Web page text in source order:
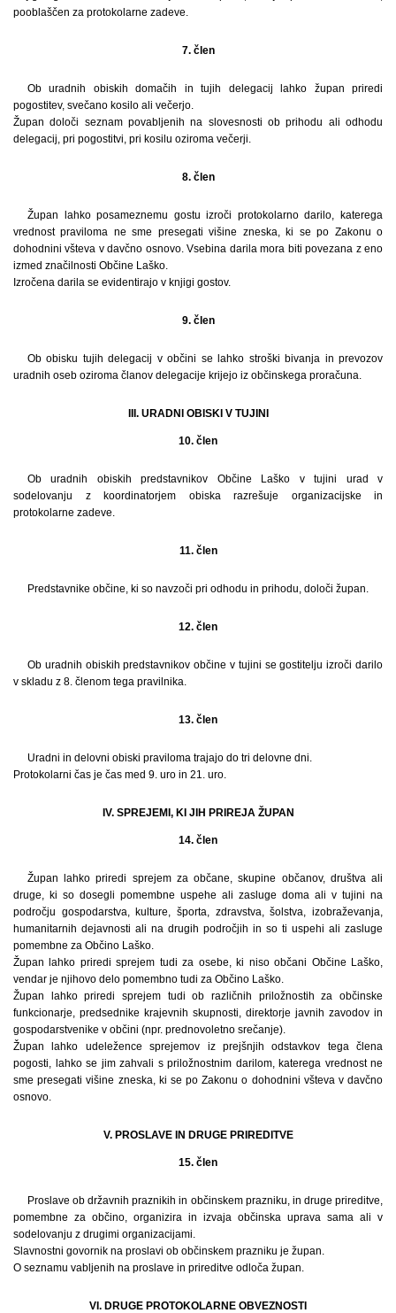
pooblaščen za protokolarne zadeve.
7. člen
Ob uradnih obiskih domačih in tujih delegacij lahko župan priredi
pogostitev, svečano kosilo ali večerjo.
Župan določi seznam povabljenih na slovesnosti ob prihodu ali odhodu
delegacij, pri pogostitvi, pri kosilu oziroma večerji.
8. člen
Župan lahko posameznemu gostu izroči protokolarno darilo, katerega
vrednost praviloma ne sme presegati višine zneska, ki se po Zakonu o
dohodnini všteva v davčno osnovo. Vsebina darila mora biti povezana z eno
izmed značilnosti Občine Laško.
Izročena darila se evidentirajo v knjigi gostov.
9. člen
Ob obisku tujih delegacij v občini se lahko stroški bivanja in prevozov
uradnih oseb oziroma članov delegacije krijejo iz občinskega proračuna.
III. URADNI OBISKI V TUJINI
10. člen
Ob uradnih obiskih predstavnikov Občine Laško v tujini urad v
sodelovanju z koordinatorjem obiska razrešuje organizacijske in
protokolarne zadeve.
11. člen
Predstavnike občine, ki so navzoči pri odhodu in prihodu, določi župan.
12. člen
Ob uradnih obiskih predstavnikov občine v tujini se gostitelju izroči darilo
v skladu z 8. členom tega pravilnika.
13. člen
Uradni in delovni obiski praviloma trajajo do tri delovne dni.
Protokolarni čas je čas med 9. uro in 21. uro.
IV. SPREJEMI, KI JIH PRIREJA ŽUPAN
14. člen
Župan lahko priredi sprejem za občane, skupine občanov, društva ali
druge, ki so dosegli pomembne uspehe ali zasluge doma ali v tujini na
področju gospodarstva, kulture, športa, zdravstva, šolstva, izobraževanja,
humanitarnih dejavnosti ali na drugih področjih in so ti uspehi ali zasluge
pomembne za Občino Laško.
Župan lahko priredi sprejem tudi za osebe, ki niso občani Občine Laško,
vendar je njihovo delo pomembno tudi za Občino Laško.
Župan lahko priredi sprejem tudi ob različnih priložnostih za občinske
funkcionarje, predsednike krajevnih skupnosti, direktorje javnih zavodov in
gospodarstvenike v občini (npr. prednovoletno srečanje).
Župan lahko udeležence sprejemov iz prejšnjih odstavkov tega člena
pogosti, lahko se jim zahvali s priložnostnim darilom, katerega vrednost ne
sme presegati višine zneska, ki se po Zakonu o dohodnini všteva v davčno
osnovo.
V. PROSLAVE IN DRUGE PRIREDITVE
15. člen
Proslave ob državnih praznikih in občinskem prazniku, in druge prireditve,
pomembne za občino, organizira in izvaja občinska uprava sama ali v
sodelovanju z drugimi organizacijami.
Slavnostni govornik na proslavi ob občinskem prazniku je župan.
O seznamu vabljenih na proslave in prireditve odloča župan.
VI. DRUGE PROTOKOLARNE OBVEZNOSTI